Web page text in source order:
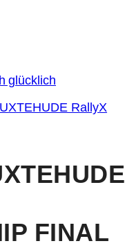
glücklich
RallyX
FINAL